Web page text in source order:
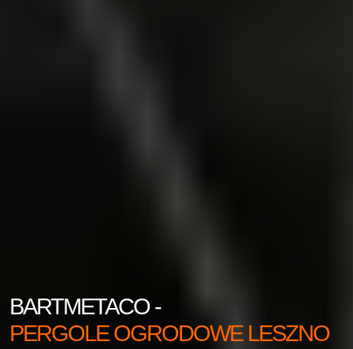
BARTMETACO -
PERGOLE OGRODOWE LESZNO